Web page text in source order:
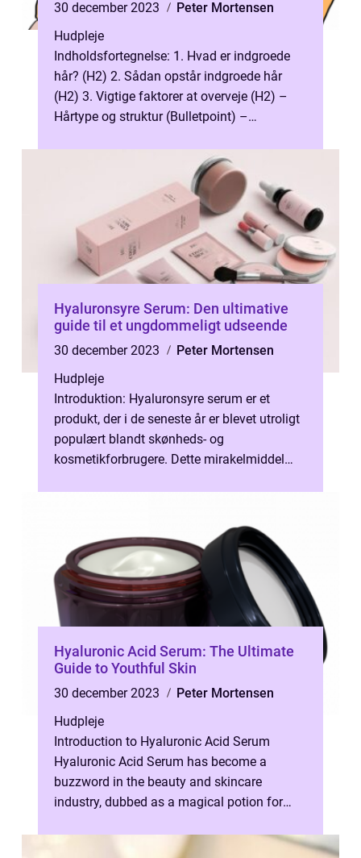
30 december 2023
Peter Mortensen
Hudpleje
Indholdsfortegnelse: 1. Hvad er indgroede
hår? (H2) 2. Sådan opstår indgroede hår
(H2) 3. Vigtige faktorer at overveje (H2) –
Hårtype og struktur (Bulletpoint) –
Hyaluronsyre Serum: Den ultimative
guide til et ungdommeligt udseende
30 december 2023
Peter Mortensen
Hudpleje
Introduktion: Hyaluronsyre serum er et
produkt, der i de seneste år er blevet utroligt
populært blandt skønheds- og
kosmetikforbrugere. Dette mirakelmiddel
Hyaluronic Acid Serum: The Ultimate
Guide to Youthful Skin
30 december 2023
Peter Mortensen
Hudpleje
Introduction to Hyaluronic Acid Serum
Hyaluronic Acid Serum has become a
buzzword in the beauty and skincare
industry, dubbed as a magical potion for